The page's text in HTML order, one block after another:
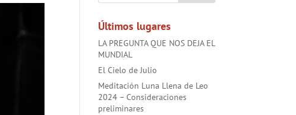
Últimos lugares
LA PREGUNTA QUE NOS DEJA EL
MUNDIAL
El Cielo de Julio
Meditación Luna Llena de Leo
2024 – Consideraciones
preliminares